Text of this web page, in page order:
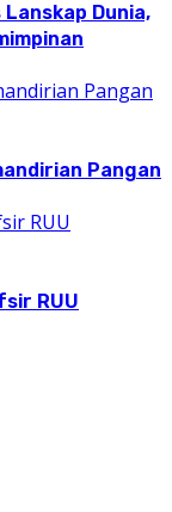
Dunia,
Pangan
RUU